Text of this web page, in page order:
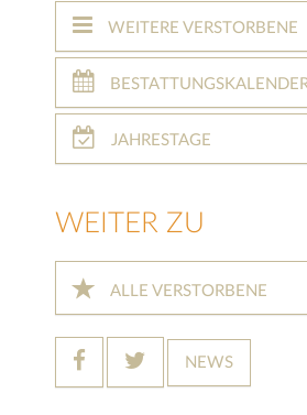
WEITERE VERSTORBENE
JAHRESTAGE
WEITER ZU
ALLE VERSTORBENE
NEWS